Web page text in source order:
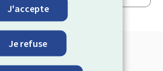
J'accepte
Je refuse